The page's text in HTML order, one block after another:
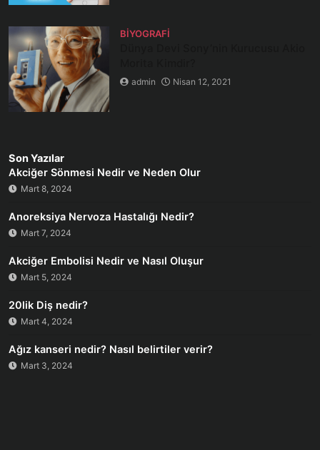
BIYOGRAFI
admin Nisan 12, 2021
Son Yazılar
Akciğer Sönmesi Nedir ve Neden Olur
Mart 8, 2024
Anoreksiya Nervoza Hastalığı Nedir?
Mart 7, 2024
Akciğer Embolisi Nedir ve Nasıl Oluşur
Mart 5, 2024
20lik Diş nedir?
Mart 4, 2024
Ağız kanseri nedir? Nasıl belirtiler verir?
Mart 3, 2024